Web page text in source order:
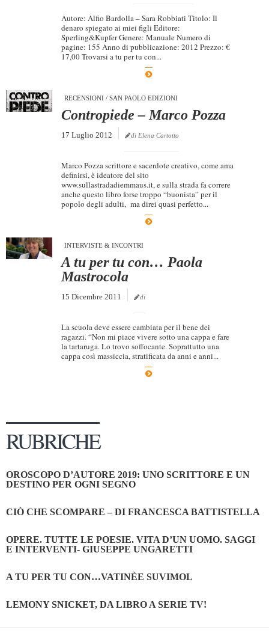
Autore: Alfio Bardolla – Sara Robbiati Titolo: Il
denaro spiegato ai miei figli Editore:
Sperling&Kupfer Genere: Manuale Numero di
pagine: 155 Anno di pubblicazione: 2012 Prezzo: €
17,00 Trovarsi a tu per tu con...
RECENSIONI / SAN PAOLO EDIZIONI
Contropiede – Marco Pozza
17 Luglio 2012 di Elena Cartotto
Marco Pozza scrittore e sacerdote creativo, come ama
definirsi, è ideatore del sito
www.sullastradadiemmaus.it, e sulla strada fa correre
anche questo libro forse troppo “buonista” per il
popolo degli adulti, ma direi quasi perfetto...
INTERVISTE & INCONTRI
A tu per tu con… Paola
Mastrocola
15 Dicembre 2011 di
La scuola deve essere cambiata per il bene dei
ragazzi. “Non mi piace vivere sotto una cappa e fare
la tartaruga. Lo trovo soffocante. Soprattutto una
cappa così massiccia, stratificata da anni e anni...
RUBRICHE
OROSCOPO D’AUTORE 2019: UNO SCRITTORE E UN
DESTINO PER OGNI SEGNO
CIÒ CHE SCOMPARE – DI FRANCESCA BATTISTELLA
OPERE. TUTTE LE POESIE. VITA D’UN UOMO. SAGGI
E INTERVENTI- GIUSEPPE UNGARETTI
A TU PER TU CON…VATINÈE SUVIMOL
LEMONY SNICKET, DA LIBRO A SERIE TV!